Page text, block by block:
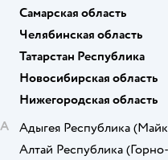
Самарская область
Челябинская область
Татарстан Республика
Новосибирская область
Нижегородская область
А
Адыгея Республика
Алтай Республика